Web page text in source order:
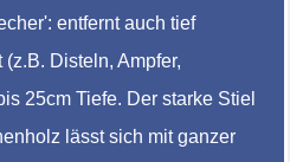
entfernt auch tief
Disteln, Ampfer,
25cm Tiefe. Der starke Stiel
lässt sich mit ganzer